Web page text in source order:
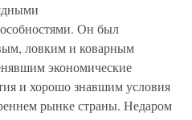
Он был
ловким и коварным
экономические
и хорошо знавшим условия
рынке страны. Недаром